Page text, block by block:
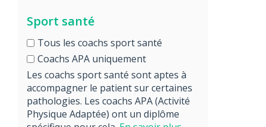
Sport santé
Tous les coachs sport santé
Coachs APA uniquement
Les coachs sport santé sont aptes à
accompagner le patient sur certaines
pathologies. Les coachs APA (Activité
Physique Adaptée) ont un diplôme